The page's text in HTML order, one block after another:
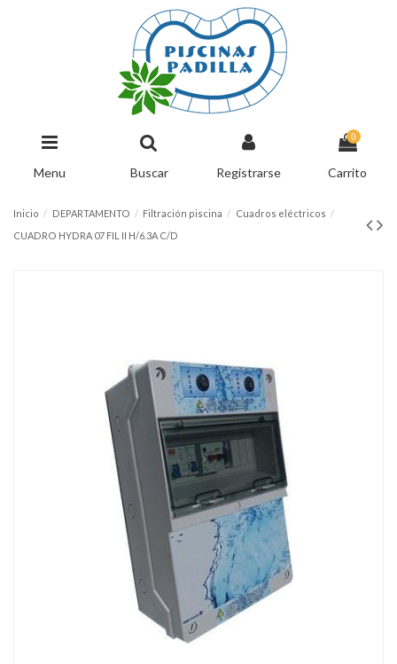
Menu Buscar Registrarse
0
Carrito
Inicio DEPARTAMENTO Filtración piscina
Cuadros eléctricos
CUADRO HYDRA 07 FIL II H/6.3A C/D